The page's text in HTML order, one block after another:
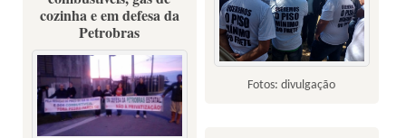
Fotos: divulgação
cozinha e em defesa da
Petrobras